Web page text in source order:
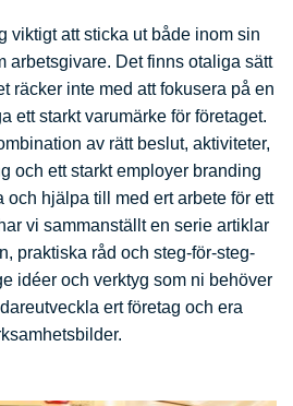
viktigt att sticka ut både inom sin
arbetsgivare. Det finns otaliga sätt
räcker inte med att fokusera på en
ett starkt varumärke för företaget.
av rätt beslut, aktiviteter,
och ett starkt employer branding
och hjälpa till med ert arbete för ett
vi sammanställt en serie artiklar
praktiska råd och steg-för-steg-
idéer och verktyg som ni behöver
ert företag och era